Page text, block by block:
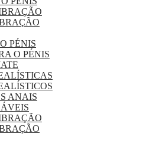
PÉNIS
O PÉNIS
ANAIS